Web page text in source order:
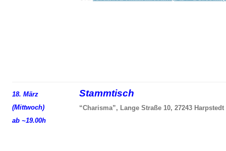
18. März
(Mittwoch)
ab ~19.00h
Stammtisch
“Charisma”, Lange Straße 10, 27243 Harpstedt